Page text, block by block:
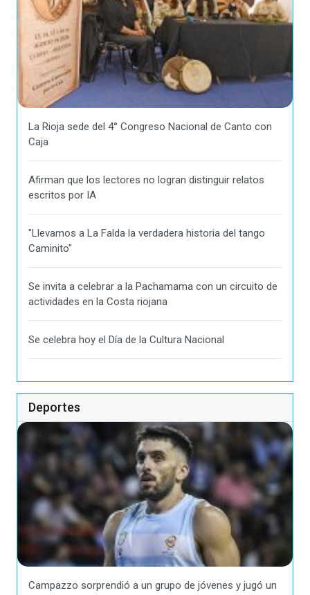
La Rioja sede del 4° Congreso Nacional de Canto con
Caja
Afirman que los lectores no logran distinguir relatos
escritos por IA
"Llevamos a La Falda la verdadera historia del tango
Caminito"
Se invita a celebrar a la Pachamama con un circuito de
actividades en la Costa riojana
Se celebra hoy el Día de la Cultura Nacional
Deportes
Campazzo sorprendió a un grupo de jóvenes y jugó un